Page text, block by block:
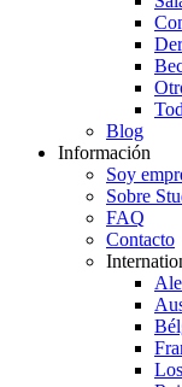
Blog
Información
Soy
Sobre
FAQ
Contacto